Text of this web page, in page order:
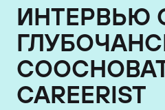
ИНТЕРВЬЮ
CAREERIST